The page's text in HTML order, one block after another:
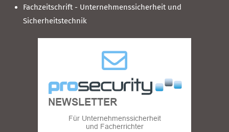
Fachzeitschrift - Unternehmenssicherheit und
Sicherheitstechnik